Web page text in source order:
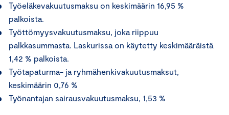
Työeläkevakuutusmaksu on keskimäärin 16,95 %
palkoista.
Työttömyysvakuutusmaksu, joka riippuu
palkkasummasta. Laskurissa on käytetty keskimääräistä
1,42 % palkoista.
Työtapaturma- ja ryhmähenkivakuutusmaksut,
keskimäärin 0,76 %
Työnantajan sairausvakuutusmaksu, 1,53 %